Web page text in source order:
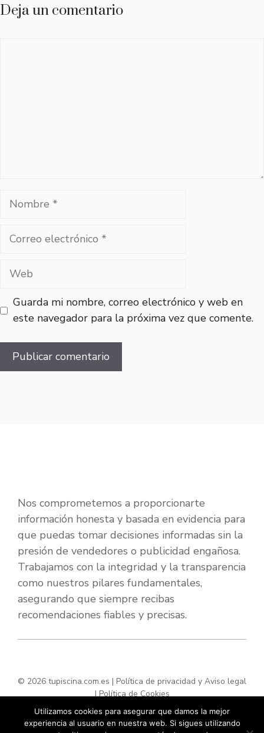
Deja un comentario
Nombre
Correo
Web
Guarda mi nombre, correo electrónico y web en
este navegador para la próxima vez que comente.
Nos comprometemos a proporcionarte
información honesta y basada en evidencia para
que puedas tomar decisiones informadas sin la
presión de vendedores o publicidad engañosa.
Trabajamos con la integridad y la transparencia
como nuestros pilares fundamentales,
asegurando que siempre recibas
recomendaciones fiables y precisas.
© 2026 tupiscina.com.es | Política de privacidad y Aviso legal
|Política de Cookies
Utilizamos cookies para asegurar que damos la mejor
experiencia al usuario en nuestra web. Si sigues utilizando